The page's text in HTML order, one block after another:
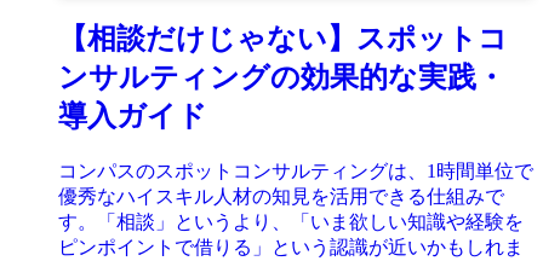
【相談だけじゃない】スポットコ
ンサルティングの効果的な実践・
導入ガイド
コンパスのスポットコンサルティングは、1時間単位で
優秀なハイスキル人材の知見を活用できる仕組みで
す。「相談」というより、「いま欲しい知識や経験を
ピンポイントで借りる」という認識が近いかもしれま